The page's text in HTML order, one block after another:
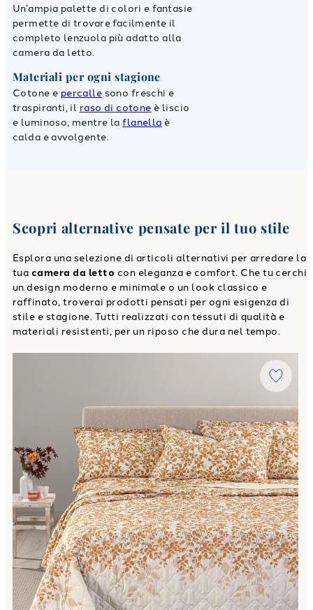
Un’ampia palette di colori e fantasie
permette di trovare facilmente il
completo lenzuola più adatto alla
camera da letto.
Materiali per ogni stagione
Cotone e percalle sono freschi e
traspiranti, il raso di cotone è liscio
e luminoso, mentre laflanella è
calda e avvolgente.
Scopri alternative pensate per il tuo stile
Esplora una selezione di articoli alternativi per arredare la
tua camera da letto con eleganza e comfort. Che tu cerchi
un design moderno e minimale o un look classico e
raffinato, troverai prodotti pensati per ogni esigenza di
stile e stagione. Tutti realizzati con tessuti di qualità e
materiali resistenti, per un riposo che dura nel tempo.
Copriletto Primaverile Matrimoniale chiara in